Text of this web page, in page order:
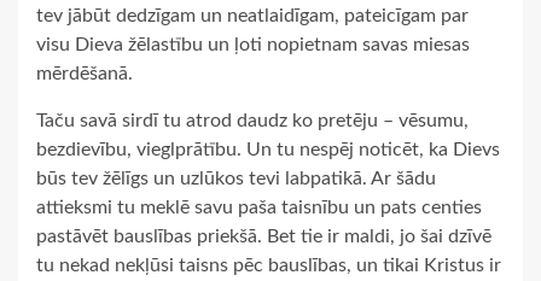
tev jābūt dedzīgam un neatlaidīgam, pateicīgam par
visu Dieva žēlastību un ļoti nopietnam savas miesas
mērdēšanā.
Taču savā sirdī tu atrod daudz ko pretēju – vēsumu,
bezdievību, vieglprātību. Un tu nespēj noticēt, ka Dievs
būs tev žēlīgs un uzlūkos tevi labpatikā. Ar šādu
attieksmi tu meklē savu paša taisnību un pats centies
pastāvēt bauslības priekšā. Bet tie ir maldi, jo šai dzīvē
tu nekad nekļūsi taisns pēc bauslības, un tikai Kristus ir